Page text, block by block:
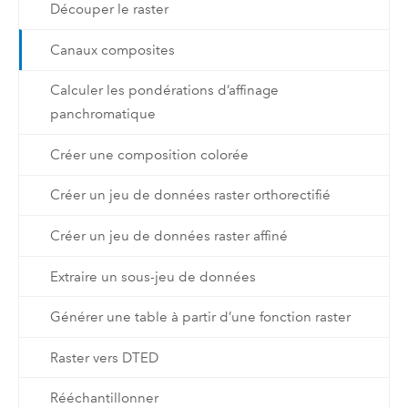
Découper le raster
Canaux composites
Calculer les pondérations d’affinage
panchromatique
Créer une composition colorée
Créer un jeu de données raster orthorectifié
Créer un jeu de données raster affiné
Extraire un sous-jeu de données
Générer une table à partir d’une fonction raster
Raster vers DTED
Rééchantillonner